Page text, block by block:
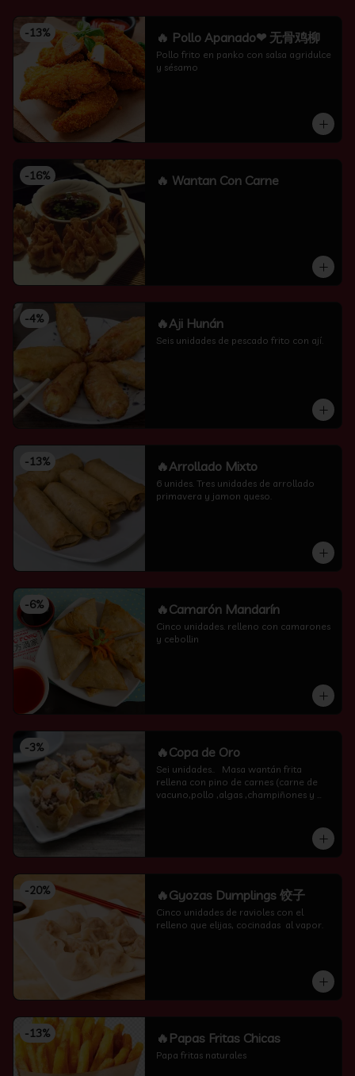
-13% 🔥 Pollo Apanado❤ 无骨鸡柳
Pollo frito en panko con salsa agridulce
y sésamo
-16% 🔥 Wantan Con Carne
-4% 🔥Aji Hunán
Seis unidades de pescado frito con ají.
-13% 🔥Arrollado Mixto
6 unides. Tres unidades de arrollado
primavera y jamon queso.
-6% 🔥Camarón Mandarín
Cinco unidades. relleno con camarones
y cebollin
-3% 🔥Copa de Oro
Sei unidades..   Masa wantán frita
rellena con pino de carnes (carne de
vacuno,pollo ,algas ,champiñones y
-20% 🔥Gyozas Dumplings 饺子
Cinco unidades de ravioles con el
relleno que elijas, cocinadas  al vapor.
-13% 🔥Papas Fritas Chicas
Papa fritas naturales